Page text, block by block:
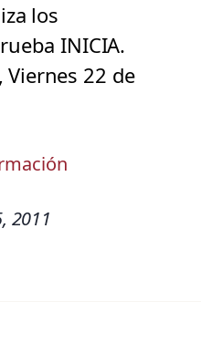
los
INICIA.
Viernes 22 de
2011